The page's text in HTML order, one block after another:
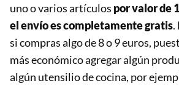
uno o varios artículos por valor de
el envío es completamente gratis.
si compras algo de 8 o 9 euros,
más económico agregar algún
algún utensilio de cocina, por